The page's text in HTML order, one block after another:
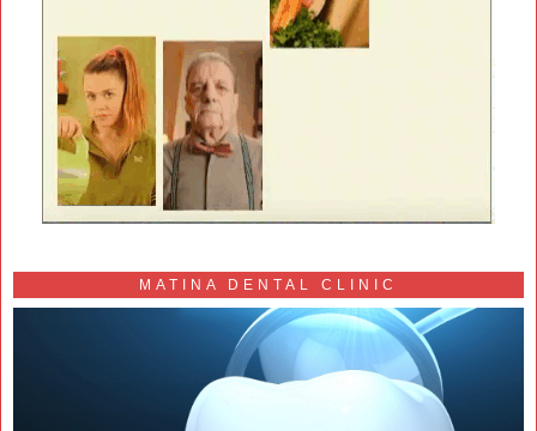
MATINA DENTAL CLINIC